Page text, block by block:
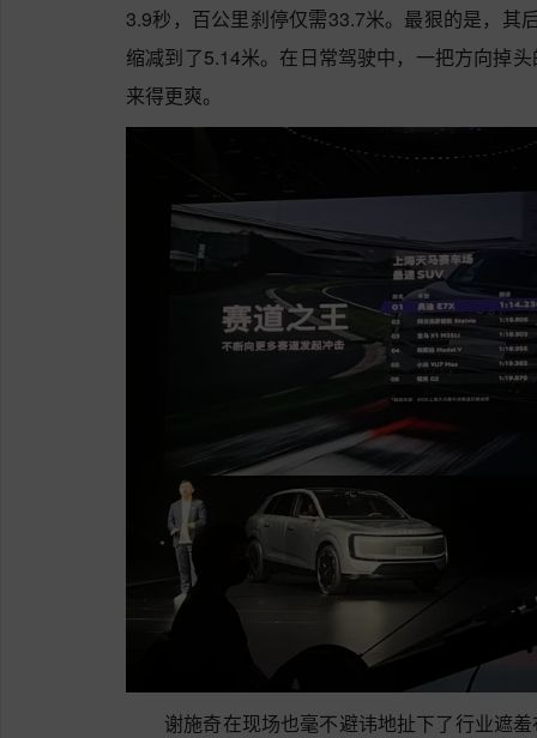
3.9秒，百公里刹停仅需33.7米。最狠的是，其
缩减到了5.14米。在日常驾驶中，一把方向掉
来得更爽。
谢施奇在现场也毫不避讳地扯下了行业遮